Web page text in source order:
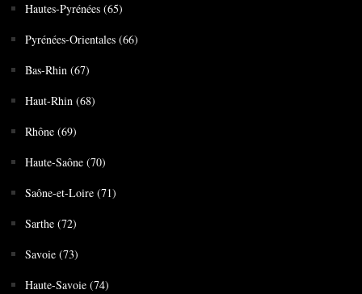
Hautes-Pyrénées (65)
Pyrénées-Orientales (66)
Bas-Rhin (67)
Haut-Rhin (68)
Rhône (69)
Haute-Saône (70)
Saône-et-Loire (71)
Sarthe (72)
Savoie (73)
Haute-Savoie (74)